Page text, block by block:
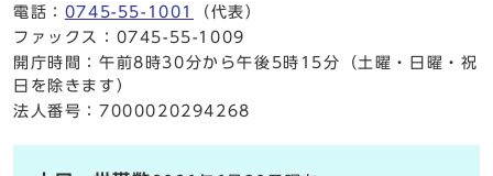
電話： 0745-55-1001
（代表）
ファックス：0745-55-1009
開庁時間：午前8時30分から午後5時15分（土曜・日曜・祝
日を除きます）
法人番号：7000020294268